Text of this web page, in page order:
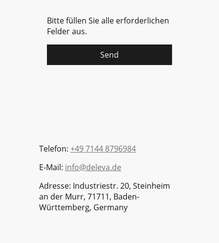
Bitte füllen Sie alle erforderlichen
Felder aus.
Send
Telefon: +49 7144 8796984
E-Mail: info@deleva.de
Adresse: Industriestr. 20, Steinheim
an der Murr, 71711, Baden-
Württemberg, Germany